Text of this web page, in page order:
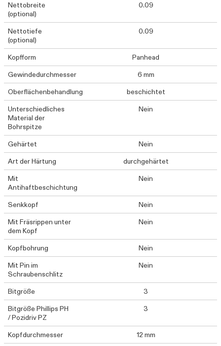
Nettobreite
(optional)
0.09
Nettotiefe
(optional)
0.09
Kopfform
Panhead
Gewindedurchmesser
6 mm
Oberflächenbehandlung
beschichtet
Unterschiedliches
Material der
Bohrspitze
Nein
Gehärtet
Nein
Art der Härtung
durchgehärtet
Mit
Antihaftbeschichtung
Nein
Senkkopf
Nein
Mit Fräsrippen unter
dem Kopf
Nein
Kopfbohrung
Nein
Mit Pin im
Schraubenschlitz
Nein
Bitgröße
3
Bitgröße Phillips PH
/ Pozidriv PZ
3
Kopfdurchmesser
12 mm